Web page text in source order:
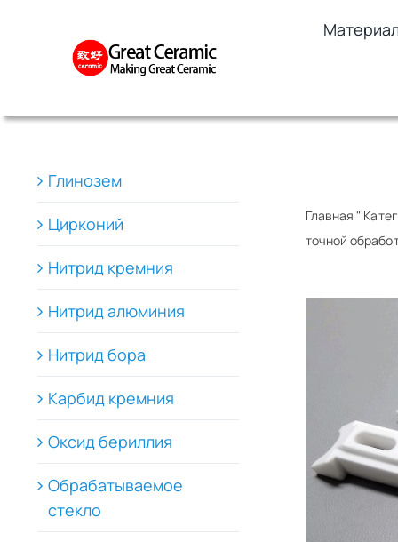
Главная "
точной
Глинозем
Цирконий
Нитрид кремния
Нитрид алюминия
Нитрид бора
Карбид кремния
Оксид бериллия
Обрабатываемое
стекло